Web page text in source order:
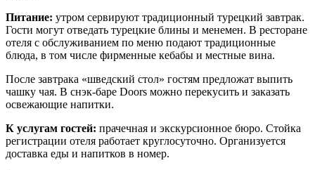
Питание: утром сервируют традиционный турецкий завтрак.
Гости могут отведать турецкие блины и менемен. В ресторане
отеля с обслуживанием по меню подают традиционные
блюда, в том числе фирменные кебабы и местные вина.
После завтрака «шведский стол» гостям предложат выпить
чашку чая. В снэк-баре Doors можно перекусить и заказать
освежающие напитки.
К услугам гостей: прачечная и экскурсионное бюро. Стойка
регистрации отеля работает круглосуточно. Организуется
доставка еды и напитков в номер.